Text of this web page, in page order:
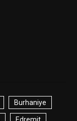
Burhaniye
Edremit